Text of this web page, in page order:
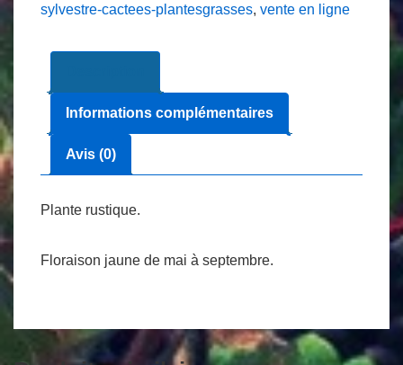
sylvestre-cactees-plantesgrasses, vente en ligne
Informations complémentaires
Avis (0)
Plante rustique.
Floraison jaune de mai à septembre.